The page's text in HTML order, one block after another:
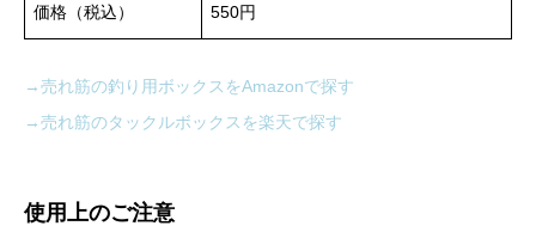
価格（税込） 550円
→売れ筋の釣り用ボックスをAmazonで探す
→売れ筋のタックルボックスを楽天で探す
使用上のご注意